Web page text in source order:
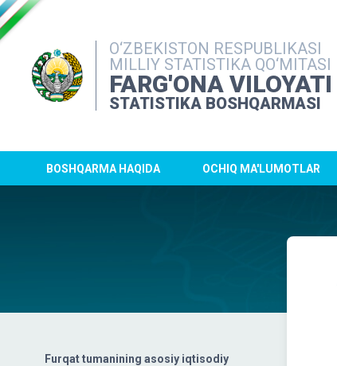
O‘ZBEKISTON RESPUBLIKASI
MILLIY STATISTIKA QO‘MITASI
FARG'ONA VILOYATI
STATISTIKA BOSHQARMASI
BOSHQARMA HAQIDA OCHIQ MA'LUMOTLAR
Furqat tumanining asosiy iqtisodiy